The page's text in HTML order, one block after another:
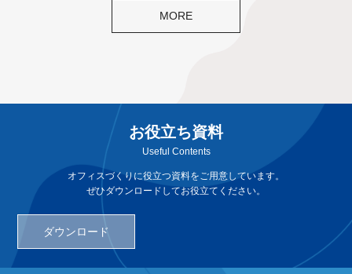
MORE
お役立ち資料
Useful Contents
オフィスづくりに役立つ資料をご用意しています。
ぜひダウンロードしてお役立てください。
ダウンロード